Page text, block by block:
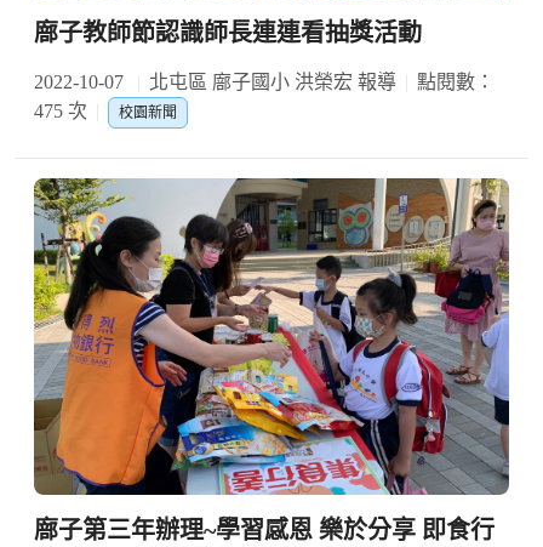
廍子教師節認識師長連連看抽獎活動
2022-10-07 北屯區 廍子國小 洪榮宏 報導
點閱數：
475 次
校園新聞
廍子第三年辦理~學習感恩 樂於分享 即食行